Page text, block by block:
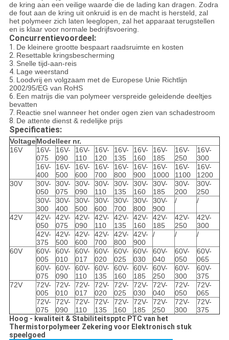
de kring aan een veilige waarde die de lading kan dragen. Zodra
de fout aan de kring uit onkruid is en de macht is hersteld, zal
het polymeer zich laten leeglopen, zal het apparaat terugstellen
en is klaar voor normale bedrijfsvoering.
Concurrentievoordeel:
1. De kleinere grootte bespaart raadsruimte en kosten
2. Resettable kringsbescherming
3. Snelle tijd-aan-reis
4. Lage weerstand
5. Loodvrij en volgzaam met de Europese Unie Richtlijn
2002/95/EG van RoHS
6. Een matrijs die van polymeer verspreide geleidende deeltjes
bevatten
7. Reactie snel wanneer het onder ogen zien van schadestroom
8. De attente dienst & redelijke prijs
Specificaties:
VoltageModelleer nr.
16V
16V-
075
16V-
090
16V-
110
16V-
120
16V-
135
16V-
160
16V-
185
16V-
250
16V-
300
16V-
400
16V-
500
16V-
600
16V-
700
16V-
800
16V-
900
16V-
1000
16V-
1100
16V-
1200
30V
30V-
050
30V-
075
30V-
090
30V-
110
30V-
135
30V-
160
30V-
185
30V-
200
30V-
250
30V-
300
30V-
400
30V-
500
30V-
600
30V-
700
30V-
800
30V-
900
/ /
42V
42V-
050
42V-
075
42V-
090
42V-
110
42V-
135
42V-
160
42V-
185
42V-
250
42V-
300
42V-
375
42V-
500
42V-
600
42V-
700
42V-
800
42V-
900
/ / /
60V
60V-
005
60V-
010
60V-
017
60V-
020
60V-
025
60V-
030
60V-
040
60V-
050
60V-
065
60V-
075
60V-
090
60V-
110
60V-
135
60V-
160
60V-
185
60V-
250
60V-
300
60V-
375
72V
72V-
005
72V-
010
72V-
017
72V-
020
72V-
025
72V-
030
72V-
040
72V-
050
72V-
065
72V-
075
72V-
090
72V-
110
72V-
135
72V-
160
72V-
185
72V-
250
72V-
300
72V-
375
Hoog - kwaliteit & Stabiliteitspptc PTC van het
Thermistorpolymeer Zekering voor Elektronisch stuk
speelgoed